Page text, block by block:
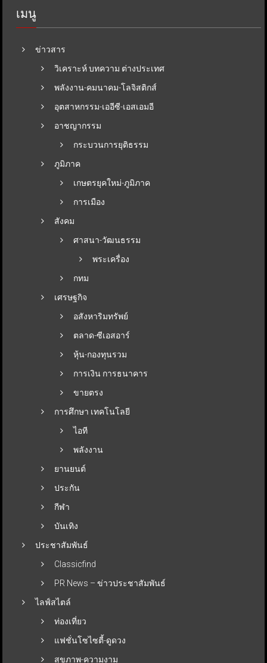
เมนู
ข่าวสาร
วิเคราะห์ บทความ ต่างประเทศ
พลังงาน-คมนาคม-โลจิสติกส์
อุตสาหกรรม-เออีซี-เอสเอมอี
อาชญากรรม
กระบวนการยุติธรรม
ภูมิภาค
เกษตรยุคใหม่-ภูมิภาค
การเมือง
สังคม
ศาสนา-วัฒนธรรม
พระเครื่อง
กทม
เศรษฐกิจ
อสังหาริมทรัพย์
ตลาด-ซีเอสอาร์
หุ้น-กองทุนรวม
การเงิน การธนาคาร
ขายตรง
การศึกษา เทคโนโลยี
ไอที
พลังงาน
ยานยนต์
ประกัน
กีฬา
บันเทิง
ประชาสัมพันธ์
Classicfind
PR News – ข่าวประชาสัมพันธ์
ไลฟ์สไตล์
ท่องเที่ยว
แฟชั่นโซไซตี้-ดูดวง
สุขภาพ-ความงาม